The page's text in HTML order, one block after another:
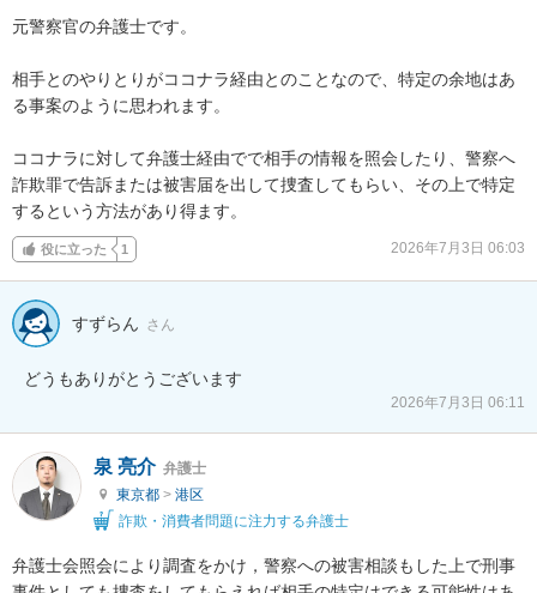
元警察官の弁護士です。
相手とのやりとりがココナラ経由とのことなので、特定の余地はあ
る事案のように思われます。
ココナラに対して弁護士経由でで相手の情報を照会したり、警察へ
詐欺罪で告訴または被害届を出して捜査してもらい、その上で特定
するという方法があり得ます。
役に立った 1 2026年7月3日 06:03
すずらん さん
2026年7月3日 06:11
泉 亮介 弁護士
東京都 > 港区
詐欺・消費者問題に注力する弁護士
弁護士会照会により調査をかけ，警察への被害相談もした上で刑事